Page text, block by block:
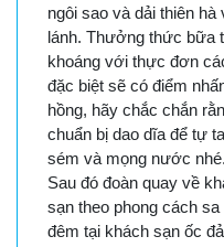
ngôi sao và dải thiên
lánh. Thưởng thức bữa
khoáng với thực đơn
đặc biệt sẽ có điểm
hồng, hãy chắc chắn
chuẩn bị dao dĩa để tự
sém và mọng nước nhé.
Sau đó đoàn quay về
sạn theo phong cách
đêm tại khách sạn ốc